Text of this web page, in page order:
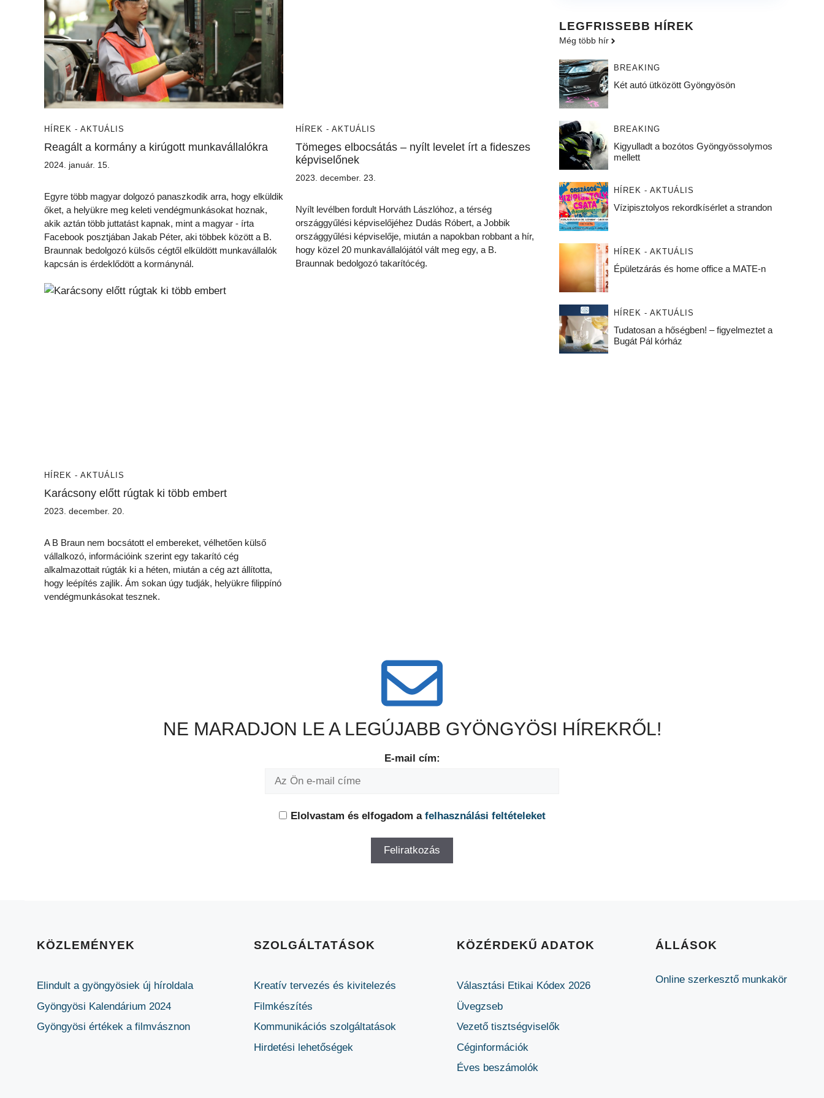
HÍREK - AKTUÁLIS
Reagált a kormány a kirúgott munkavállalókra
2024. január. 15.
Egyre több magyar dolgozó panaszkodik arra, hogy elküldik
őket, a helyükre meg keleti vendégmunkásokat hoznak,
akik aztán több juttatást kapnak, mint a magyar - írta
Facebook posztjában Jakab Péter, aki többek között a B.
Braunnak bedolgozó külsős cégtől elküldött munkavállalók
kapcsán is érdeklődött a kormánynál.
HÍREK - AKTUÁLIS
Tömeges elbocsátás – nyílt levelet írt a fideszes
képviselőnek
2023. december. 23.
Nyílt levélben fordult Horváth Lászlóhoz, a térség
országgyűlési képviselőjéhez Dudás Róbert, a Jobbik
országgyűlési képviselője, miután a napokban robbant a hír,
hogy közel 20 munkavállalójától vált meg egy, a B.
Braunnak bedolgozó takarítócég.
HÍREK - AKTUÁLIS
Karácsony előtt rúgtak ki több embert
2023. december. 20.
A B Braun nem bocsátott el embereket, vélhetően külső
vállalkozó, információink szerint egy takarító cég
alkalmazottait rúgták ki a héten, miután a cég azt állította,
hogy leépítés zajlik. Ám sokan úgy tudják, helyükre filippínó
vendégmunkásokat tesznek.
LEGFRISSEBB HÍREK
Még több hír
BREAKING
Két autó ütközött Gyöngyösön
BREAKING
Kigyulladt a bozótos Gyöngyössolymos
mellett
HÍREK - AKTUÁLIS
Vízipisztolyos rekordkísérlet a strandon
HÍREK - AKTUÁLIS
Épületzárás és home office a MATE-n
HÍREK - AKTUÁLIS
Tudatosan a hőségben! – figyelmeztet a
Bugát Pál kórház
NE MARADJON LE A LEGÚJABB GYÖNGYÖSI HÍREKRŐL!
E-mail cím:
Elolvastam és elfogadom a felhasználási feltételeket
KÖZLEMÉNYEK
Elindult a gyöngyösiek új híroldala
Gyöngyösi Kalendárium 2024
Gyöngyösi értékek a filmvásznon
SZOLGÁLTATÁSOK
Kreatív tervezés és kivitelezés
Filmkészítés
Kommunikációs szolgáltatások
Hirdetési lehetőségek
KÖZÉRDEKŰ ADATOK
Választási Etikai Kódex 2026
Üvegzseb
Vezető tisztségviselők
Céginformációk
Éves beszámolók
ÁLLÁSOK
Online szerkesztő munkakör